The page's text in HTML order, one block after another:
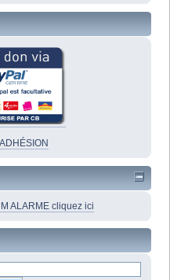
ALARME cliquez ici